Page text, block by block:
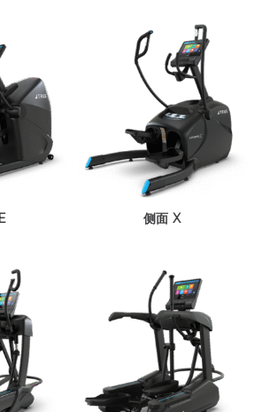
侧面 X